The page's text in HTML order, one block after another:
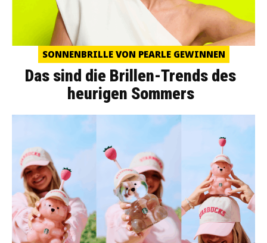
SONNENBRILLE VON PEARLE GEWINNEN
Das sind die Brillen-Trends des
heurigen Sommers